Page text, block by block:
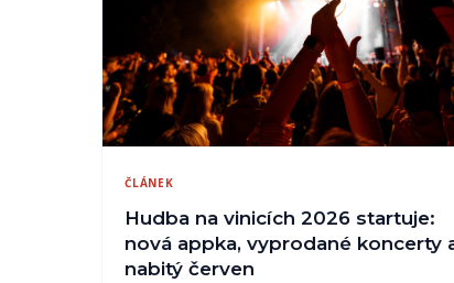
ČLÁNEK
Hudba na vinicích 2026 startuje:
nová appka, vyprodané koncerty
nabitý červen